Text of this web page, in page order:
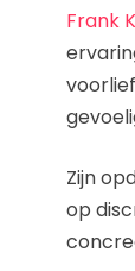
Frank
Zijn
op